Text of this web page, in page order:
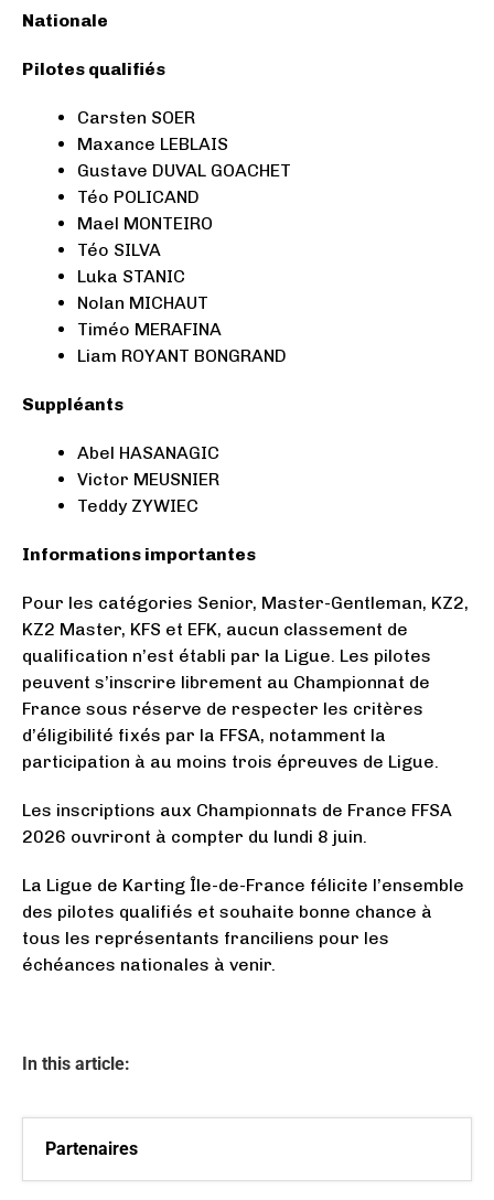
Nationale
Pilotes qualifiés
Carsten SOER
Maxance LEBLAIS
Gustave DUVAL GOACHET
Téo POLICAND
Mael MONTEIRO
Téo SILVA
Luka STANIC
Nolan MICHAUT
Timéo MERAFINA
Liam ROYANT BONGRAND
Suppléants
Abel HASANAGIC
Victor MEUSNIER
Teddy ZYWIEC
Informations importantes
Pour les catégories Senior, Master-Gentleman, KZ2,
KZ2 Master, KFS et EFK, aucun classement de
qualification n’est établi par la Ligue. Les pilotes
peuvent s’inscrire librement au Championnat de
France sous réserve de respecter les critères
d’éligibilité fixés par la FFSA, notamment la
participation à au moins trois épreuves de Ligue.
Les inscriptions aux Championnats de France FFSA
2026 ouvriront à compter du lundi 8 juin.
La Ligue de Karting Île-de-France félicite l’ensemble
des pilotes qualifiés et souhaite bonne chance à
tous les représentants franciliens pour les
échéances nationales à venir.
In this article:
Partenaires